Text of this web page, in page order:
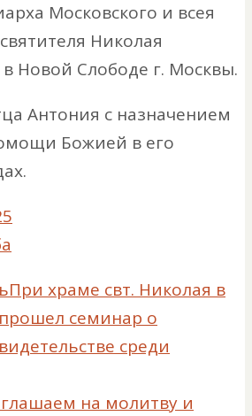
Московского и всея
Николая
Новой Слободе г. Москвы.
Антония с назначением
Божией в его
При храме свт. Николая в
семинар о
среди
на молитву и